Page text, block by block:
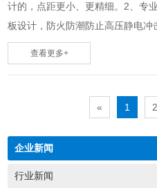
计的，点距更小、更精细。2、专
板设计，防火防潮防止高压静电冲
体化钣金支撑设计。这些比电视
查看更多+
« 1 2
企业新闻
行业新闻